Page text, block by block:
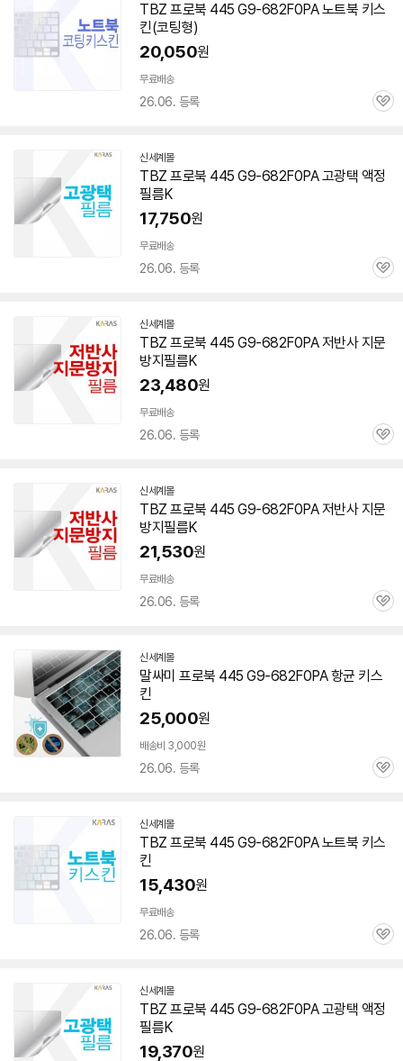
TBZ 프로북 445 G9-682F0PA 노트북 키스
킨(코팅형)
20,050원
무료배송
26.06. 등록
관
신세계몰
TBZ 프로북 445 G9-682F0PA 고광택 액정
필름K
17,750원
무료배송
26.06. 등록
관
신세계몰
TBZ 프로북 445 G9-682F0PA 저반사 지문
방지필름K
23,480원
무료배송
26.06. 등록
관
신세계몰
TBZ 프로북 445 G9-682F0PA 저반사 지문
방지필름K
21,530원
무료배송
26.06. 등록
관
신세계몰
말싸미 프로북 445 G9-682F0PA 항균 키스
킨
25,000원
배송비 3,000원
26.06. 등록
관
신세계몰
TBZ 프로북 445 G9-682F0PA 노트북 키스
킨
15,430원
무료배송
26.06. 등록
관
신세계몰
TBZ 프로북 445 G9-682F0PA 고광택 액정
필름K
19,370원
세부정보 열기/접기